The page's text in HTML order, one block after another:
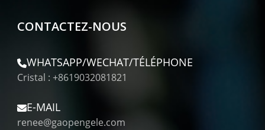
CONTACTEZ-NOUS
WHATSAPP/WECHAT/TÉLÉPHONE
Cristal : +8619032081821
E-MAIL
renee@gaopengele.com